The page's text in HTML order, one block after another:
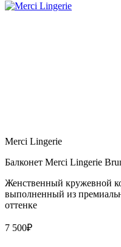
Merci Lingerie
Балконет Merci Lingerie
Женственный кружевной
выполненный из
оттенке
7 500₽